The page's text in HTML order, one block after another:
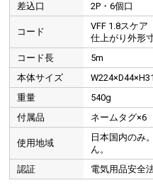
差込口
2P・6個口
コード
VFF 1.8スケア
仕上がり外形
コード長
5m
本体サイズ
重量
540g
付属品
ネームタグ×6
使用地域
日本国内のみ
ん。
認証
電気用品安全